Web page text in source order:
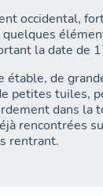
occidental,
quelques
la date de
étable, de
petites tuiles,
dans la
rencontrées
rentrant.